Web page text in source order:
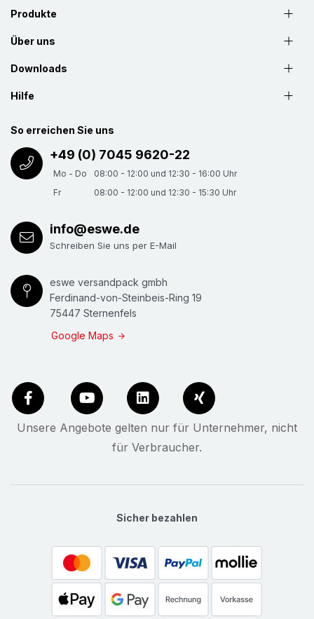
Produkte
Über uns
Downloads
Hilfe
So erreichen Sie uns
+49 (0) 7045 9620-22
Mo - Do
08:00 - 12:00 und 12:30 - 16:00 Uhr
Fr
08:00 - 12:00 und 12:30 - 15:30 Uhr
info@eswe.de
Schreiben Sie uns per E-Mail
eswe versandpack gmbh
Ferdinand-von-Steinbeis-Ring 19
75447 Sternenfels
Google Maps
Unsere Angebote gelten nur für Unternehmer, nicht
für Verbraucher.
Sicher bezahlen